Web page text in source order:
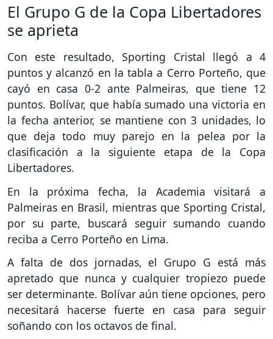
El Grupo G de la Copa Libertadores
se aprieta
Con este resultado, Sporting Cristal llegó a 4
puntos y alcanzó en la tabla a Cerro Porteño, que
cayó en casa 0-2 ante Palmeiras, que tiene 12
puntos. Bolívar, que había sumado una victoria en
la fecha anterior, se mantiene con 3 unidades, lo
que deja todo muy parejo en la pelea por la
clasificación a la siguiente etapa de la Copa
Libertadores.
En la próxima fecha, la Academia visitará a
Palmeiras en Brasil, mientras que Sporting Cristal,
por su parte, buscará seguir sumando cuando
reciba a Cerro Porteño en Lima.
A falta de dos jornadas, el Grupo G está más
apretado que nunca y cualquier tropiezo puede
ser determinante. Bolívar aún tiene opciones, pero
necesitará hacerse fuerte en casa para seguir
soñando con los octavos de final.